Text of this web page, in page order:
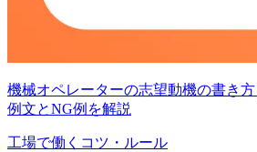
機械オペレーターの志望動機の書き
例文とNG例を解説
工場で働くコツ・ルール